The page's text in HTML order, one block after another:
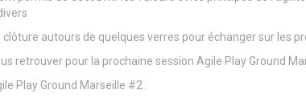
clôture autours de quelques verres pour échanger sur les
retrouver pour la prochaine session Agile Play Ground
Play Ground Marseille #2 :